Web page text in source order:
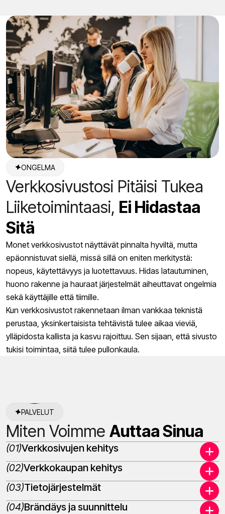
ONGELMA
Verkkosivustosi Pitäisi Tukea
Liiketoimintaasi, Ei Hidastaa
Sitä
Monet verkkosivustot näyttävät pinnalta hyviltä, mutta
epäonnistuvat siellä, missä sillä on eniten merkitystä:
nopeus, käytettävyys ja luotettavuus. Hidas latautuminen,
huono rakenne ja hauraat järjestelmät aiheuttavat ongelmia
sekä käyttäjille että tiimille.
Kun verkkosivustot rakennetaan ilman vankkaa teknistä
perustaa, yksinkertaisista tehtävistä tulee aikaa vieviä,
ylläpidosta kallista ja kasvu rajoittuu. Sen sijaan, että sivusto
tukisi toimintaa, siitä tulee pullonkaula.
PALVELUT
Miten Voimme Auttaa Sinua
(01)Verkkosivujen kehitys
(02)Verkkokaupan kehitys
(03)Tietojärjestelmät
(04)Brändäys ja suunnittelu